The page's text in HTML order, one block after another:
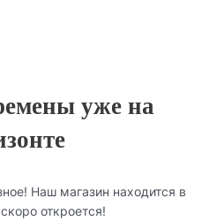
уже на
Наш магазин находится в
откроется!